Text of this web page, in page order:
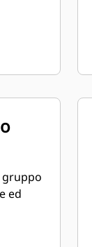
gruppo
ed